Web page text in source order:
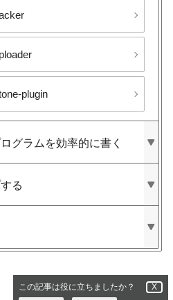
plugin
グラムを​効率的に​書く
る
この記事は役に立ちましたか？ X